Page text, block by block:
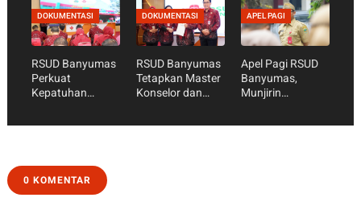
Dasar Perbaikan
Pelayanan
Banyumas,
Pastikan Mutu
Layanan JKN
Lewat Warung
Tarsun RRI
Purwokerto
DOKUMENTASI
RSUD Banyumas
Perkuat
Kepatuhan
DOKUMENTASI
RSUD Banyumas
Tetapkan Master
Konselor dan
APEL PAGI
Apel Pagi RSUD
Banyumas,
Munjirin
0 KOMENTAR